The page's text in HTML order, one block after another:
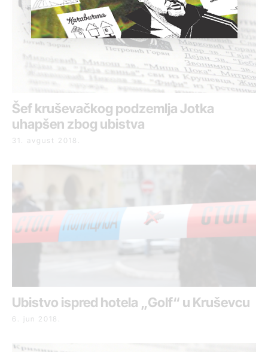
Šef kruševačkog podzemlja Jotka
uhapšen zbog ubistva
31. avgust 2018.
Ubistvo ispred hotela „Golf“ u Kruševcu
6. jun 2018.